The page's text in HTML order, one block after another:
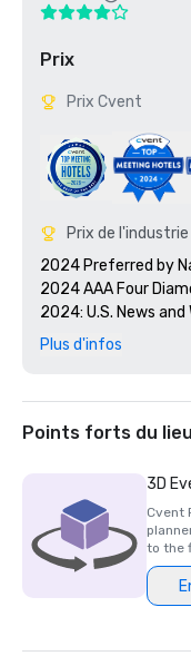
Prix
Prix Cvent
Prix de l'industrie
2024 Preferred by
2024 AAA Four
2024: U.S. News
Caribbean
2024 Conde Nast
Resorts in the
Plus d'infos
Points forts du lieu
3D
Cvent
to the